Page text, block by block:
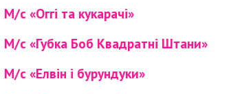
М/с «Оггі та кукарачі»
М/с «Губка Боб Квадратні Штани»
М/с «Елвін і бурундуки»